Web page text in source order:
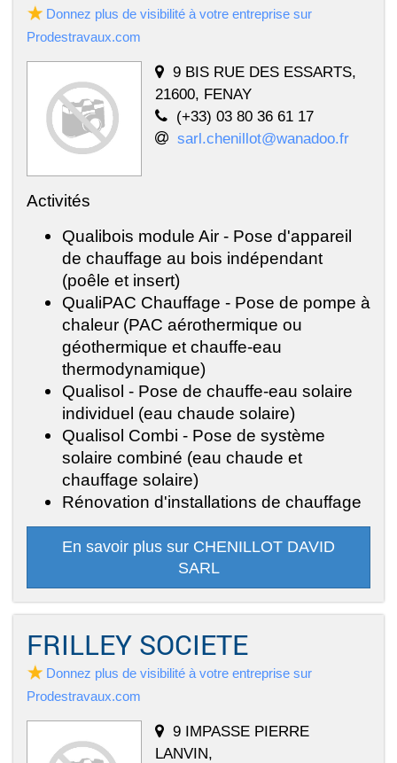
Donnez plus de visibilité à votre entreprise sur
Prodestravaux.com
9 BIS RUE DES ESSARTS,
21600, FENAY
(+33) 03 80 36 61 17
sarl.chenillot@wanadoo.fr
Activités
Qualibois module Air - Pose d'appareil
de chauffage au bois indépendant
(poêle et insert)
QualiPAC Chauffage - Pose de pompe à
chaleur (PAC aérothermique ou
géothermique et chauffe-eau
thermodynamique)
Qualisol - Pose de chauffe-eau solaire
individuel (eau chaude solaire)
Qualisol Combi - Pose de système
solaire combiné (eau chaude et
chauffage solaire)
Rénovation d'installations de chauffage
En savoir plus sur CHENILLOT DAVID
SARL
FRILLEY SOCIETE
Donnez plus de visibilité à votre entreprise sur
Prodestravaux.com
9 IMPASSE PIERRE
LANVIN,